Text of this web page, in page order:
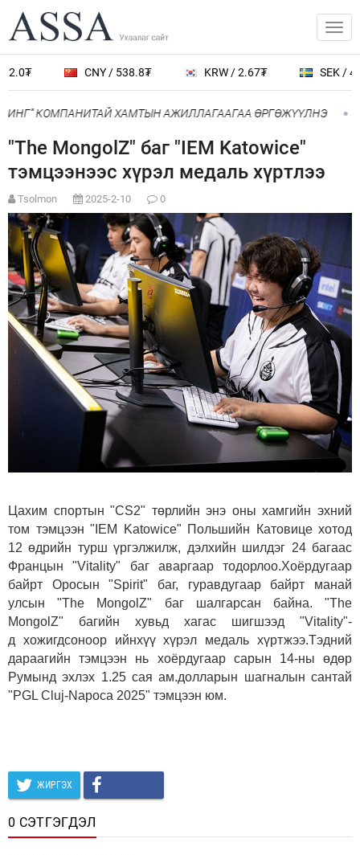
CNY / 538.8₮ KRW / 2.67₮ SEK /
КОМПАНИТАЙ ХАМТЫН АЖИЛЛАГААГАА ӨРГӨЖҮҮЛНЭ
"The MongolZ" баг "IEM Katowice"
тэмцээнээс хүрэл медаль хүртлээ
Tsolmon 2025-2-10 0
Цахим спортын "CS2" төрлийн энэ оны хамгийн эхний
том тэмцээн "IEM Katowice" Польшийн Катовице хотод
12 өдрийн турш үргэлжилж, дэлхийн шилдэг 24 багаас
Францын "Vitality" баг аваргаар тодорлоо.Хоёрдугаар
байрт Оросын "Spirit" баг, гуравдугаар байрт манай
улсын "The MongolZ" баг шалгарсан байна. "The
MongolZ" багийн хувьд хагас шигшээд "Vitality"-
д хожигдсоноор ийнхүү хүрэл медаль хүртжээ.Тэдний
дараагийн тэмцээн нь хоёрдугаар сарын 14-ны өдөр
Румынд эхлэх 1.25 сая ам.долларын шагналын сантай
"PGL Cluj-Napoca 2025" тэмцээн юм.
ЖИРГЭХ
0 СЭТГЭГДЭЛ